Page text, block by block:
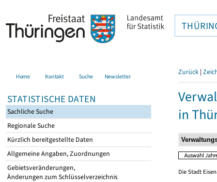
Home Kontakt Suche Newsletter
STATISTISCHE DATEN
Sachliche Suche
Regionale Suche
Kürzlich bereitgestellte Daten
Allgemeine Angaben, Zuordnungen
Gebietsveränderungen,
Änderungen zum Schlüsselverzeichnis
Zurück |
in
Die Stadt